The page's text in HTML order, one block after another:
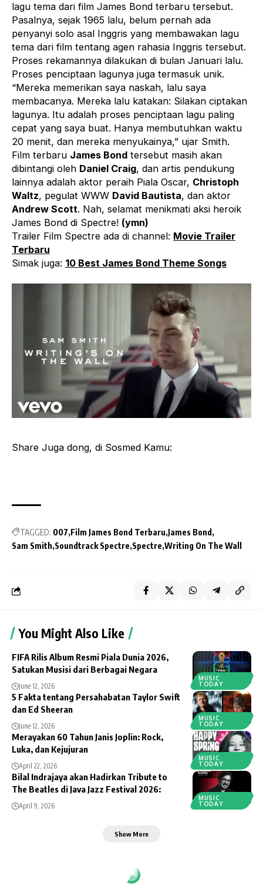
lagu tema dari film James Bond terbaru tersebut.
Pasalnya, sejak 1965 lalu, belum pernah ada
penyanyi solo asal Inggris yang membawakan lagu
tema dari film tentang agen rahasia Inggris tersebut.
Proses rekamannya dilakukan di bulan Januari lalu.
Proses penciptaan lagunya juga termasuk unik.
“Mereka memerikan saya naskah, lalu saya
membacanya. Mereka lalu katakan: Silakan ciptakan
lagunya. Itu adalah proses penciptaan lagu paling
cepat yang saya buat. Hanya membutuhkan waktu
20 menit, dan mereka menyukainya,” ujar Smith.
Film terbaru James Bond tersebut masih akan
dibintangi oleh Daniel Craig, dan artis pendukung
lainnya adalah aktor peraih Piala Oscar, Christoph
Waltz, pegulat WWW David Bautista, dan aktor
Andrew Scott. Nah, selamat menikmati aksi heroik
James Bond di Spectre! (ymn)
Trailer Film Spectre ada di channel: Movie Trailer
Terbaru
Simak juga: 10 Best James Bond Theme Songs
Share Juga dong, di Sosmed Kamu:
TAGGED: 007 Film James Bond Terbaru James Bond
Sam Smith Soundtrack Spectre Spectre Writing On The Wall
You Might Also Like
MUSIC
TODAY
FIFA Rilis Album Resmi Piala Dunia 2026,
Satukan Musisi dari Berbagai Negara
June 12, 2026
MUSIC
TODAY
5 Fakta tentang Persahabatan Taylor Swift
dan Ed Sheeran
June 12, 2026
MUSIC
TODAY
Merayakan 60 Tahun Janis Joplin: Rock,
Luka, dan Kejujuran
April 22, 2026
MUSIC
TODAY
Bilal Indrajaya akan Hadirkan Tribute to
The Beatles di Java Jazz Festival 2026:
April 9, 2026
Show More
The Guitar Masters Unite Live In Yogya